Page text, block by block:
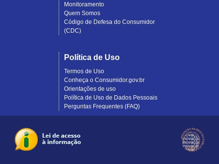
Monitoramento
Quem Somos
Código de Defesa do Consumidor
(CDC)
Política de Uso
Termos de Uso
Conheça o Consumidor.gov.br
Orientações de uso
Política de Uso de Dados Pessoais
Perguntas Frequentes (FAQ)